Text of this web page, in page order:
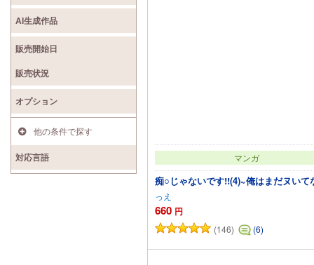
マンガ
痴○じゃないです!!(4)~俺はまだヌいて
っえ
660 円
(146) (6)
カートに追加
AI生成作品
販売開始日
販売状況
オプション
他の条件で探す
対応言語